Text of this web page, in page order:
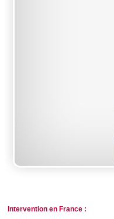
Intervention en France :